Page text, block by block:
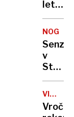
treba
letnika
vrgli
iz
zato
se je
ulegel
pred
vlak
v
– na
klop
VISOKE